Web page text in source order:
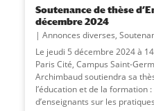
Soutenance de thèse
décembre 2024
Annonces diverses,
Le jeudi 5 décembre 2024 à
Paris Cité, Campus Saint-
Archimbaud soutiendra sa
l’éducation et de la formation
d’enseignants sur les